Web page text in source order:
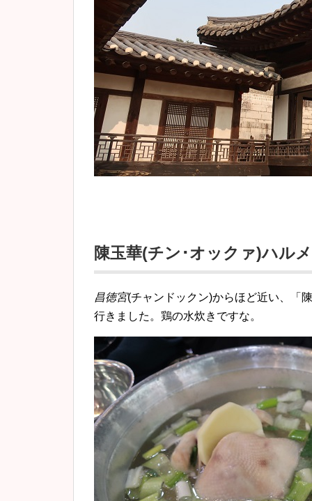
陳玉華(チン･オックァ)ハル
昌徳宮(チャンドックン)からほど近い、「
行きました。鶏の水炊きですな。